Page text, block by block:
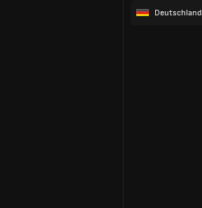
Deutschland